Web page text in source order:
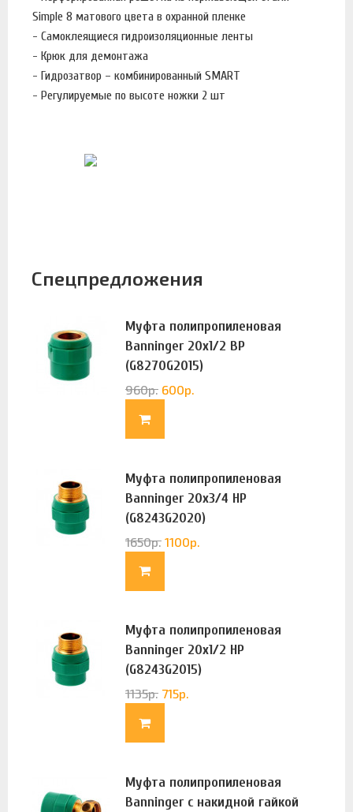
Simple 8 матового цвета в охранной пленке
- Самоклеящиеся гидроизоляционные ленты
- Крюк для демонтажа
- Гидрозатвор – комбинированный SMART
- Регулируемые по высоте ножки 2 шт
Спецпредложения
Муфта полипропиленовая
Banninger 20х1/2 ВР
(G8270G2015)
960р. 600р.
Муфта полипропиленовая
Banninger 20х3/4 НР
(G8243G2020)
1650р. 1100р.
Муфта полипропиленовая
Banninger 20х1/2 НР
(G8243G2015)
1135р. 715р.
Муфта полипропиленовая
Banninger с накидной гайкой